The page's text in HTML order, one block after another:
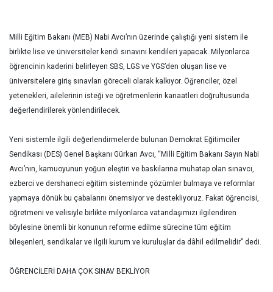
Milli Eğitim Bakanı (MEB) Nabi Avcı’nın üzerinde çalıştığı yeni sistem ile
birlikte lise ve üniversiteler kendi sınavını kendileri yapacak. Milyonlarca
öğrencinin kaderini belirleyen SBS, LGS ve YGS’den oluşan lise ve
üniversitelere giriş sınavları göreceli olarak kalkıyor. Öğrenciler, özel
yetenekleri, ailelerinin isteği ve öğretmenlerin kanaatleri doğrultusunda
değerlendirilerek yönlendirilecek.
Yeni sistemle ilgili değerlendirmelerde bulunan Demokrat Eğitimciler
Sendikası (DES) Genel Başkanı Gürkan Avcı, “Milli Eğitim Bakanı Sayın Nabi
Avcı’nın, kamuoyunun yoğun eleştiri ve baskılarına muhatap olan sınavcı,
ezberci ve dershaneci eğitim sisteminde çözümler bulmaya ve reformlar
yapmaya dönük bu çabalarını önemsiyor ve destekliyoruz. Fakat öğrencisi,
öğretmeni ve velisiyle birlikte milyonlarca vatandaşımızı ilgilendiren
böylesine önemli bir konunun reforme edilme sürecine tüm eğitim
bileşenleri, sendikalar ve ilgili kurum ve kuruluşlar da dâhil edilmelidir” dedi.
ÖĞRENCİLERİ DAHA ÇOK SINAV BEKLİYOR